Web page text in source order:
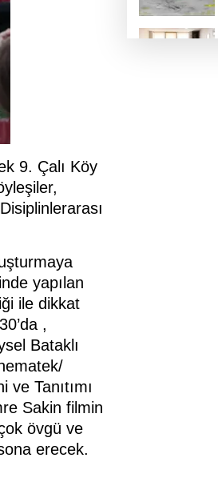
9. Çalı Köy
yapılan
ile dikkat
,
Bataklı
Tanıtımı
Sakin filmin
övgü ve
erecek.